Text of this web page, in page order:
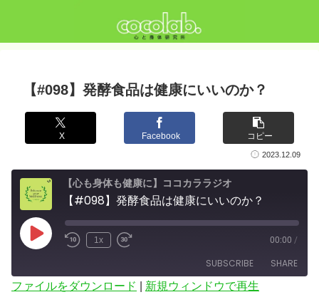
【#098】発酵食品は健康にいいのか？
X Facebook コピー
2023.12.09
【心も身体も健康に】ココカララジオ
【#098】発酵食品は健康にいいのか？
Play
Episode
1x 00:00 /
SUBSCRIBE SHARE
ファイルをダウンロード 新規ウィンドウで再生